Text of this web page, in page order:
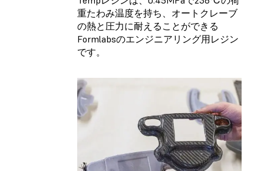
重たわみ温度を持ち、オートクレーブ
の熱と圧力に耐えることができる
Formlabsのエンジニアリング用レジン
です。